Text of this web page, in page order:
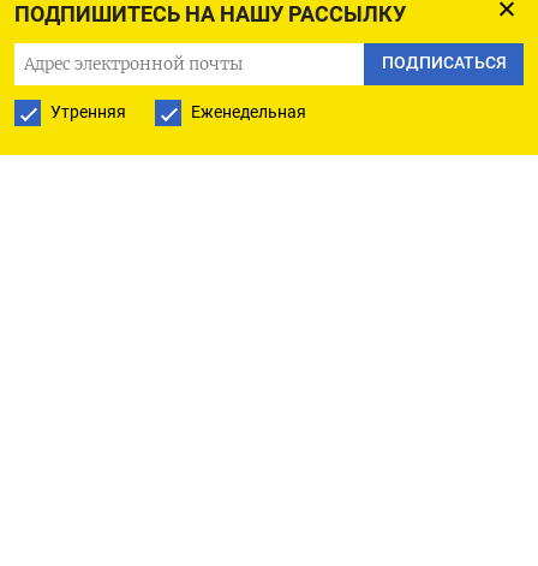
ПОДПИШИТЕСЬ НА НАШУ РАССЫЛКУ
ПОДПИСАТЬСЯ
Утренняя Еженедельная
«Коммерсантъ» со ссылкой на документ.
Изменения предлагается внести в ст. 1.8 КоАП
(действие законодательства